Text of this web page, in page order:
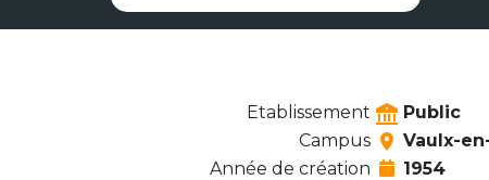
Etablissement
Public
Campus
Vaulx-
Année de création
1954